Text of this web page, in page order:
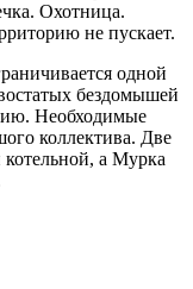
Охотница.
не пускает.
одной
бездомышей
Необходимые
коллектива. Две
а Мурка